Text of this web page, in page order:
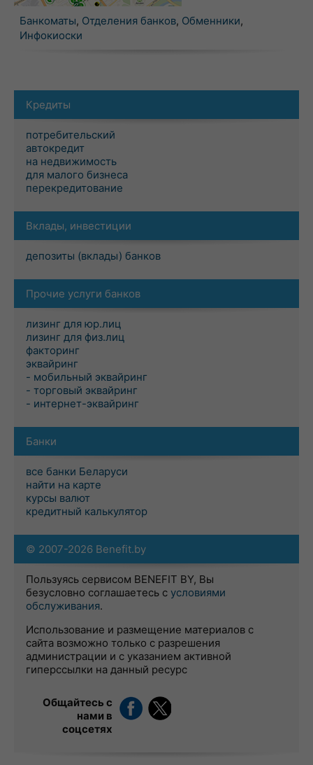
Банкоматы, Отделения банков, Обменники,
Инфокиоски
Кредиты
потребительский
автокредит
на недвижимость
для малого бизнеса
перекредитование
Вклады, инвестиции
депозиты (вклады) банков
Прочие услуги банков
лизинг для юр.лиц
лизинг для физ.лиц
факторинг
эквайринг
- мобильный эквайринг
- торговый эквайринг
- интернет-эквайринг
Банки
все банки Беларуси
найти на карте
курсы валют
кредитный калькулятор
© 2007-2026 Benefit.by
Пользуясь сервисом BENEFIT BY, Вы
безусловно соглашаетесь с условиями
обслуживания.
Использование и размещение материалов с
сайта возможно только с разрешения
администрации и с указанием активной
гиперссылки на данный ресурс
Общайтесь с
нами в
соцсетях